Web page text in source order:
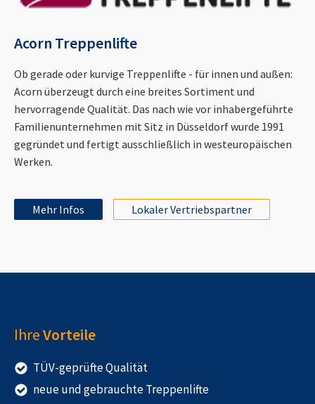
Acorn Treppenlifte
Ob gerade oder kurvige Treppenlifte - für innen und außen:
Acorn überzeugt durch eine breites Sortiment und
hervorragende Qualität. Das nach wie vor inhabergeführte
Familienunternehmen mit Sitz in Düsseldorf wurde 1991
gegründet und fertigt ausschließlich in westeuropäischen
Werken.
Mehr Infos Lokaler Vertriebspartner
IhreVorteile
TÜV-geprüfte Qualität
neue und gebrauchte Treppenlifte